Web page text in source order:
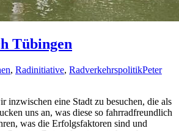
Tübingen
, Radinitiative, RadverkehrspolitikPeter
inzwischen eine Stadt zu besuchen, die als
uns an, was diese so fahrradfreundlich
was die Erfolgsfaktoren sind und